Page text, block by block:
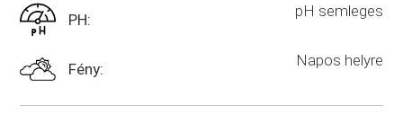
PH: pH semleges
Fény: Napos helyre